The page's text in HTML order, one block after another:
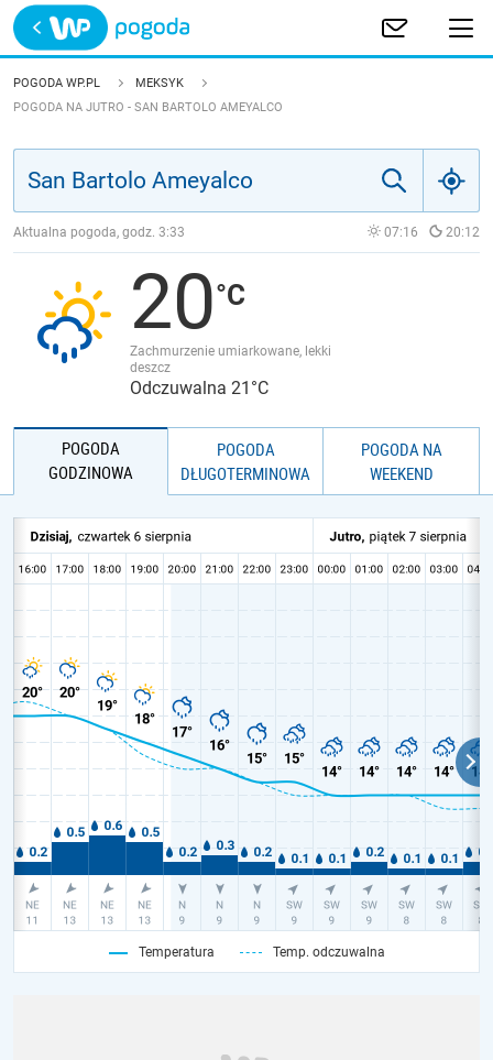
Trwa ładowanie
POLSKA
JAKOŚĆ POWIETRZA
POGODA WP.PL
MEKSYK
POGODA NA JUTRO - SAN BARTOLO AMEYALCO
Aktualna pogoda, godz. 3:33 07:16 20:12
20
Zachmurzenie umiarkowane, lekki
deszcz
Odczuwalna 21°C
POGODA
GODZINOWA
POGODA
DŁUGOTERMINOWA
POGODA NA
WEEKEND
Temperatura Temp. odczuwalna